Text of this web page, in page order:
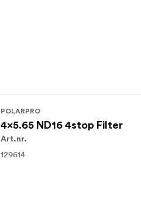
POLARPRO
4x5.65 ND16 4stop Filter
Art.nr.
129614